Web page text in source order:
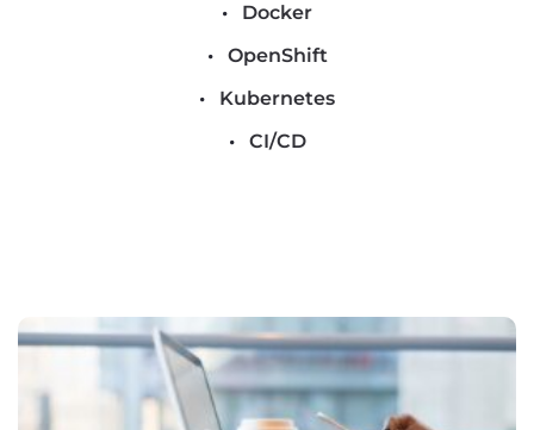
Docker
OpenShift
Kubernetes
CI/CD